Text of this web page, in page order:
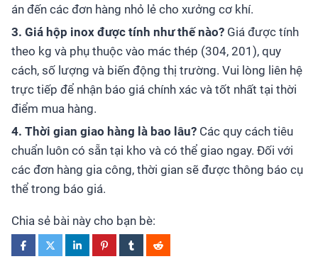
án đến các đơn hàng nhỏ lẻ cho xưởng cơ khí.
3. Giá hộp inox được tính như thế nào? Giá được tính
theo kg và phụ thuộc vào mác thép (304, 201), quy
cách, số lượng và biến động thị trường. Vui lòng liên hệ
trực tiếp để nhận báo giá chính xác và tốt nhất tại thời
điểm mua hàng.
4. Thời gian giao hàng là bao lâu? Các quy cách tiêu
chuẩn luôn có sẵn tại kho và có thể giao ngay. Đối với
các đơn hàng gia công, thời gian sẽ được thông báo cụ
thể trong báo giá.
Chia sẻ bài này cho bạn bè: